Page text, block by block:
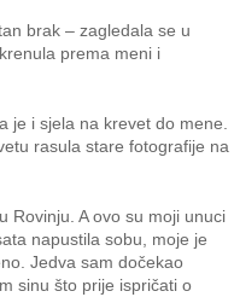
brak – zagledala se u
prema meni i
je i sjela na krevet do mene.
rasula stare fotografije na
Rovinju. A ovo su moji unuci
napustila sobu, moje je
Jedva sam dočekao
sinu što prije ispričati o